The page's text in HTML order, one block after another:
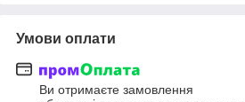
Умови оплати
Ви отримаєте замовлення